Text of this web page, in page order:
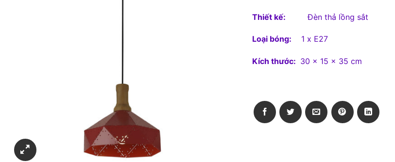
Thiết kế: Đèn thả lồng sắt
Loại bóng: 1 x E27
Kích thước: 30 x 15 x 35 cm